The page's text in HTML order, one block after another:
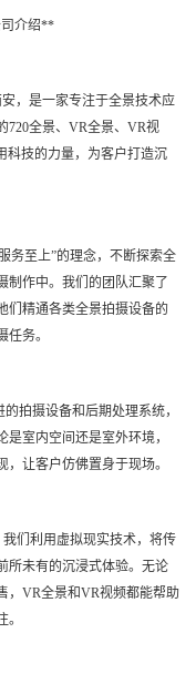
介绍**
是一家专注于全景技术应
720全景、VR全景、VR视
科技的力量，为客户打造沉
至上”的理念，不断探索全
制作中。我们的团队汇聚了
们精通各类全景拍摄设备的
务。
拍摄设备和后期处理系统，
室内空间还是室外环境，
让客户仿佛置身于现场。
们利用虚拟现实技术，将传
所未有的沉浸式体验。无论
，VR全景和VR视频都能帮助